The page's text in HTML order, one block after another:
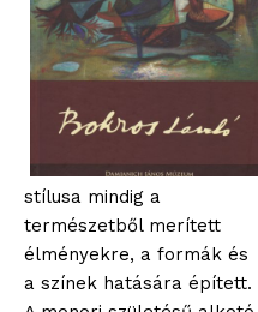
stílusa mindig a
természetből merített
élményekre, a formák és
a színek hatására épített.